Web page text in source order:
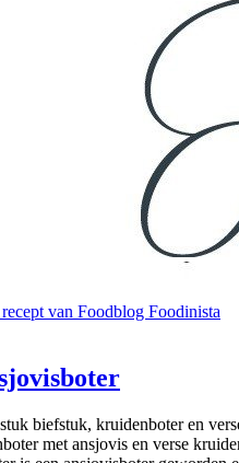
biefstuk, kruidenboter en
met ansjovis en verse